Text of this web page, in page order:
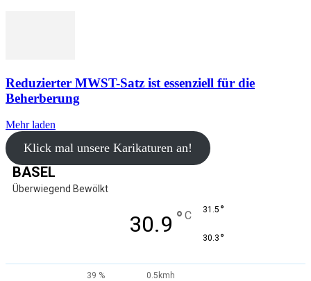
Reduzierter MWST-Satz ist essenziell für die
Beherberung
Mehr laden
Klick mal unsere Karikaturen an!
BASEL
Überwiegend Bewölkt
30.9 ° C 31.5 °
30.3 °
39 %
0.5kmh